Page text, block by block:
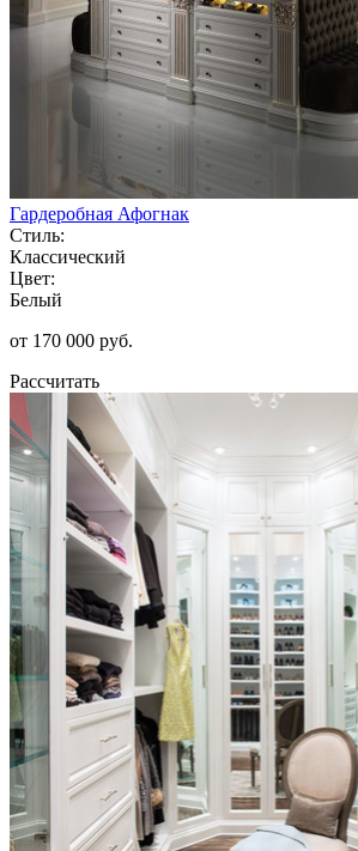
Гардеробная Афогнак
Стиль:
Классический
Цвет:
Белый
от 170 000 руб.
Рассчитать